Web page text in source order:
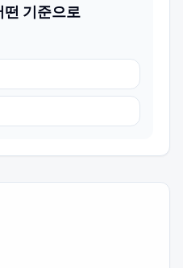
떤 기준으로